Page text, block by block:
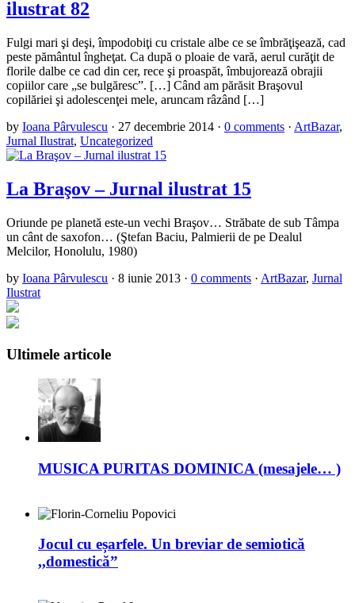
ilustrat 82
Fulgi mari şi deşi, împodobiţi cu cristale albe ce se îmbrăţişează, cad
peste pământul îngheţat. Ca după o ploaie de vară, aerul curăţit de
florile dalbe ce cad din cer, rece şi proaspăt, îmbujorează obrajii
copiilor care „se bulgăresc”. […] Când am părăsit Braşovul
copilăriei şi adolescenţei mele, aruncam râzând […]
by Ioana Pârvulescu · 27 decembrie 2014 · 0 comments · ArtBazar,
Jurnal Ilustrat, Uncategorized
La Braşov – Jurnal ilustrat 15
Oriunde pe planetă este-un vechi Braşov… Străbate de sub Tâmpa
un cânt de saxofon… (Ştefan Baciu, Palmierii de pe Dealul
Melcilor, Honolulu, 1980)
by Ioana Pârvulescu · 8 iunie 2013 · 0 comments · ArtBazar, Jurnal
Ilustrat
Ultimele articole
MUSICA PURITAS DOMINICA (mesajele… )
Jocul cu eșarfele. Un breviar de semiotică
,,domestică”